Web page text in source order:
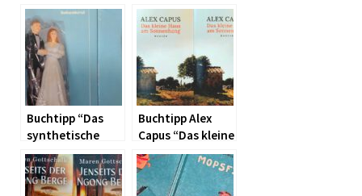
Buchtipp “Das
synthetische
Herz”
Buchtipp Alex
Capus “Das kleine
Haus am
Sonnenhang”